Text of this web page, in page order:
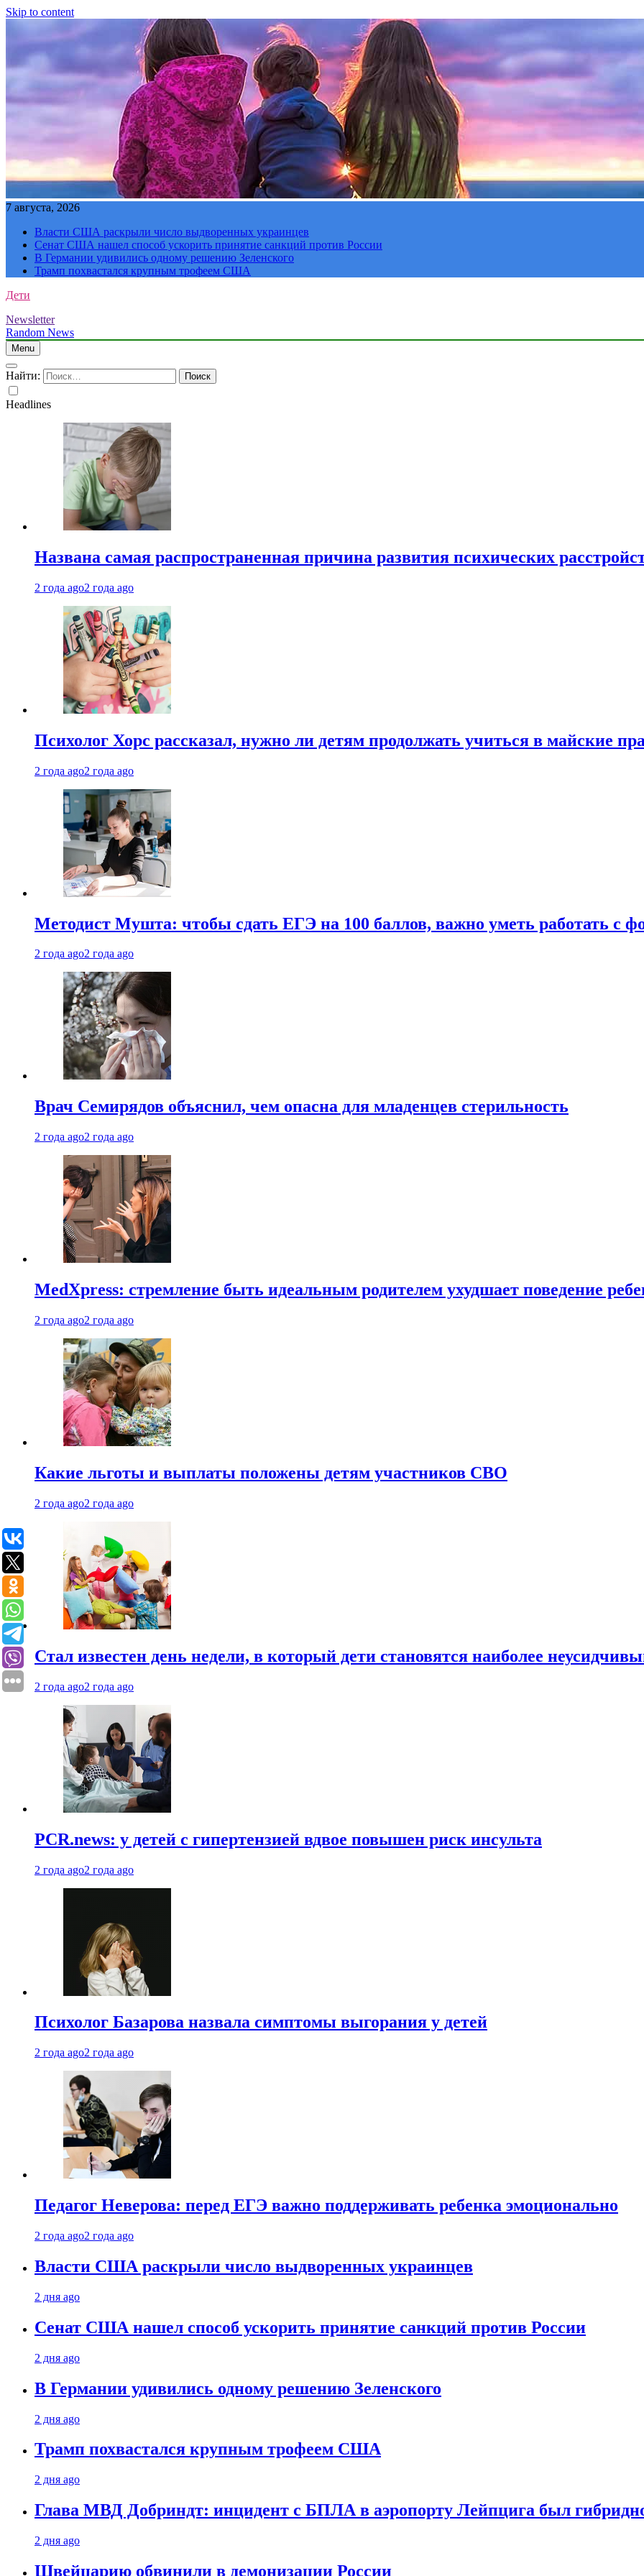
Skip to content
7 августа, 2026
Власти США раскрыли число выдворенных украинцев
Сенат США нашел способ ускорить принятие санкций против России
В Германии удивились одному решению Зеленского
Трамп похвастался крупным трофеем США
Дети
Newsletter
Random News
Menu
Найти:
Headlines
Названа самая распространенная причина развития психических
2 года ago2 года ago
Психолог Хорс рассказал, нужно ли детям продолжать учиться в майские
2 года ago2 года ago
Методист Мушта: чтобы сдать ЕГЭ на 100 баллов, важно уметь работать с
2 года ago2 года ago
Врач Семирядов объяснил, чем опасна для младенцев стерильность
2 года ago2 года ago
MedXpress: стремление быть идеальным родителем ухудшает поведение
2 года ago2 года ago
Какие льготы и выплаты положены детям участников СВО
2 года ago2 года ago
Стал известен день недели, в который дети становятся наиболее
2 года ago2 года ago
PCR.news: у детей с гипертензией вдвое повышен риск инсульта
2 года ago2 года ago
Психолог Базарова назвала симптомы выгорания у детей
2 года ago2 года ago
Педагог Неверова: перед ЕГЭ важно поддерживать ребенка эмоционально
2 года ago2 года ago
Власти США раскрыли число выдворенных украинцев
2 дня ago
Сенат США нашел способ ускорить принятие санкций против России
2 дня ago
В Германии удивились одному решению Зеленского
2 дня ago
Трамп похвастался крупным трофеем США
2 дня ago
Глава МВД Добриндт: инцидент с БПЛА в аэропорту Лейпцига был
2 дня ago
Швейцарию обвинили в демонизации России